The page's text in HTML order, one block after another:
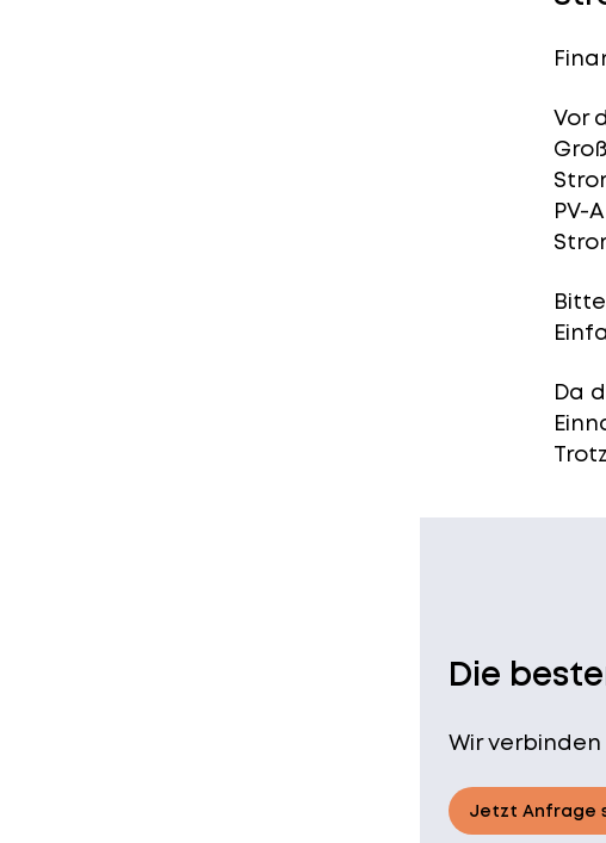
Vor
PV-
Da
Die
Wir
Jetzt Anfrage